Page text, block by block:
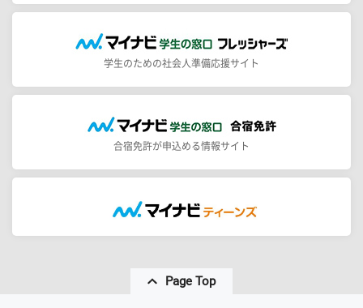
学生のための社会人準備応援サイト
合宿免許が申込める情報サイト
Page Top